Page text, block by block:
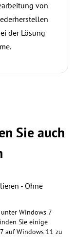
von
der Lösung
Sie auch
- Ohne
Windows 7
Sie einige
auf Windows 11 zu